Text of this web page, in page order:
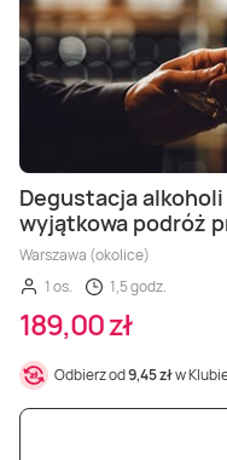
Degustacja
wyjątkowa podróż
Warszawa (okolice)
1 os.
1,5 godz.
189,00 zł
Odbierz od9,45 złw